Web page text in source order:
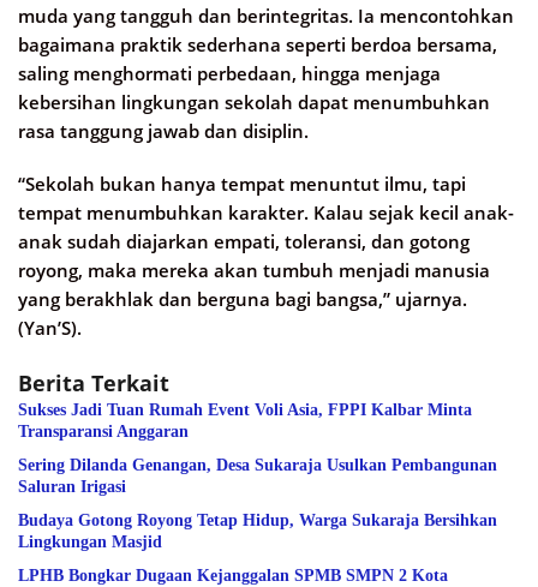
muda yang tangguh dan berintegritas. Ia mencontohkan
bagaimana praktik sederhana seperti berdoa bersama,
saling menghormati perbedaan, hingga menjaga
kebersihan lingkungan sekolah dapat menumbuhkan
rasa tanggung jawab dan disiplin.
“Sekolah bukan hanya tempat menuntut ilmu, tapi
tempat menumbuhkan karakter. Kalau sejak kecil anak-
anak sudah diajarkan empati, toleransi, dan gotong
royong, maka mereka akan tumbuh menjadi manusia
yang berakhlak dan berguna bagi bangsa,” ujarnya.
(Yan’S).
Berita Terkait
Sukses Jadi Tuan Rumah Event Voli Asia, FPPI Kalbar Minta
Transparansi Anggaran
Sering Dilanda Genangan, Desa Sukaraja Usulkan Pembangunan
Saluran Irigasi
Budaya Gotong Royong Tetap Hidup, Warga Sukaraja Bersihkan
Lingkungan Masjid
LPHB Bongkar Dugaan Kejanggalan SPMB SMPN 2 Kota